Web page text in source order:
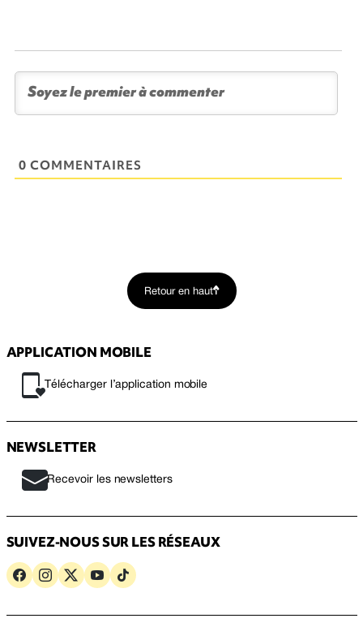
0 COMMENTAIRES
Retour en haut
APPLICATION MOBILE
Télécharger l’application mobile
NEWSLETTER
Recevoir les newsletters
SUIVEZ-NOUS SUR LES RÉSEAUX